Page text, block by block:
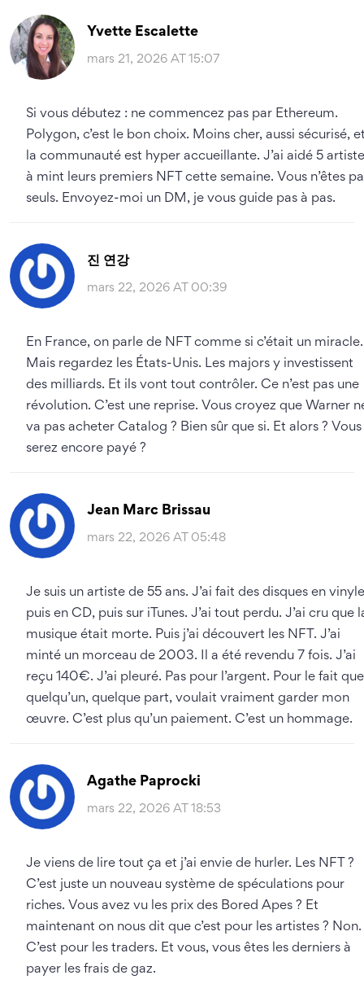
Yvette Escalette
mars 21, 2026 AT 15:07
Si vous débutez : ne commencez pas par Ethereum.
Polygon, c’est le bon choix. Moins cher, aussi sécurisé,
la communauté est hyper accueillante. J’ai aidé 5
à mint leurs premiers NFT cette semaine. Vous n’êtes
seuls. Envoyez-moi un DM, je vous guide pas à pas.
진 연강
mars 22, 2026 AT 00:39
En France, on parle de NFT comme si c’était un miracle.
Mais regardez les États-Unis. Les majors y investissent
des milliards. Et ils vont tout contrôler. Ce n’est pas une
révolution. C’est une reprise. Vous croyez que Warner
va pas acheter Catalog ? Bien sûr que si. Et alors ? Vous
serez encore payé ?
Jean Marc Brissau
mars 22, 2026 AT 05:48
Je suis un artiste de 55 ans. J’ai fait des disques en
puis en CD, puis sur iTunes. J’ai tout perdu. J’ai cru que
musique était morte. Puis j’ai découvert les NFT. J’ai
minté un morceau de 2003. Il a été revendu 7 fois. J’ai
reçu 140€. J’ai pleuré. Pas pour l’argent. Pour le fait que
quelqu’un, quelque part, voulait vraiment garder mon
œuvre. C’est plus qu’un paiement. C’est un hommage.
Agathe Paprocki
mars 22, 2026 AT 18:53
Je viens de lire tout ça et j’ai envie de hurler. Les NFT ?
C’est juste un nouveau système de spéculations pour
riches. Vous avez vu les prix des Bored Apes ? Et
maintenant on nous dit que c’est pour les artistes ? Non.
C’est pour les traders. Et vous, vous êtes les derniers à
payer les frais de gaz.